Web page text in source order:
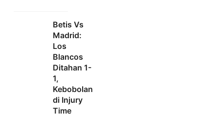
Betis Vs
Madrid:
Los
Blancos
Ditahan 1-
1,
Kebobolan
di Injury
Time